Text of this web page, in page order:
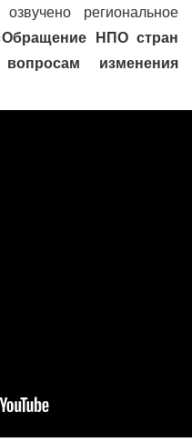
региональное
Обращение НПО стран
изменения